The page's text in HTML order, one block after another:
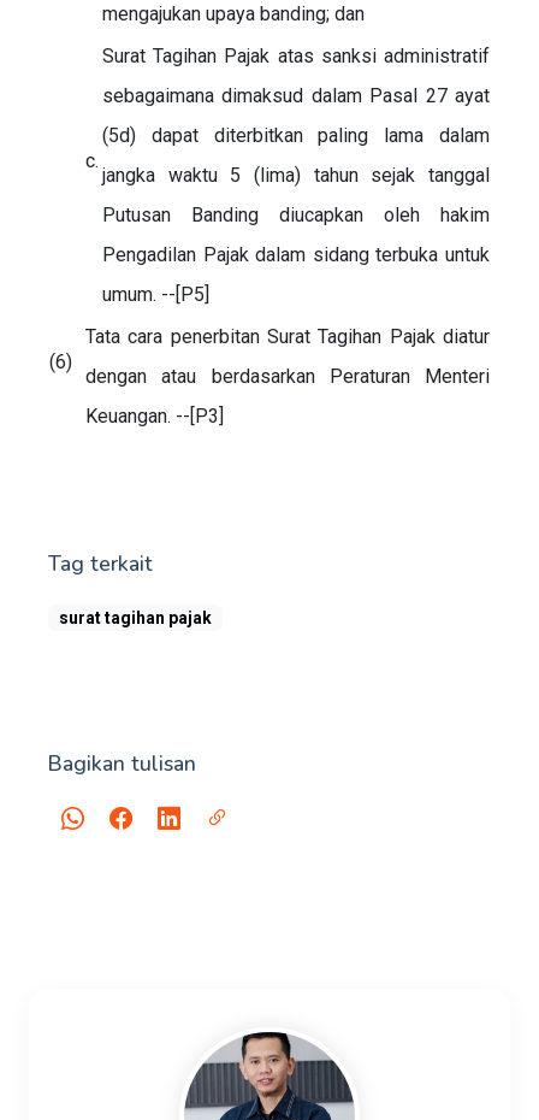
mengajukan upaya banding; dan
c.
Surat Tagihan Pajak atas sanksi administratif
sebagaimana dimaksud dalam Pasal 27 ayat
(5d) dapat diterbitkan paling lama dalam
jangka waktu 5 (lima) tahun sejak tanggal
Putusan Banding diucapkan oleh hakim
Pengadilan Pajak dalam sidang terbuka untuk
umum. --[P5]
(6)
Tata cara penerbitan Surat Tagihan Pajak diatur
dengan atau berdasarkan Peraturan Menteri
Keuangan. --[P3]
Tag terkait
surat tagihan pajak
Bagikan tulisan